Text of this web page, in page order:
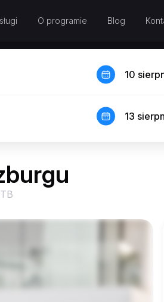
O programie Blog
10
13